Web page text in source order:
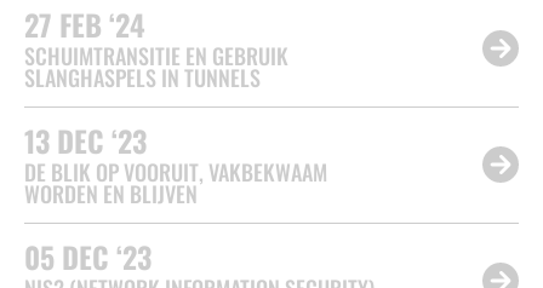
27 FEB ‘24
SCHUIMTRANSITIE EN GEBRUIK
SLANGHASPELS IN TUNNELS
13DEC ‘23
DE BLIK OP VOORUIT, VAKBEKWAAM
WORDEN EN BLIJVEN
05 DEC ‘23